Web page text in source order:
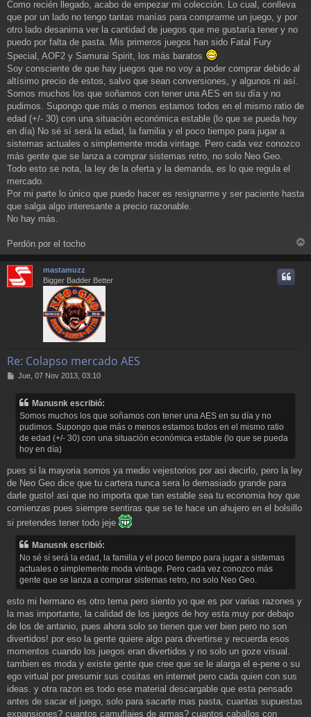
n
s
a
Como recién llegado, acabo de empezar mi colección. Lo cual, conlleva
que por un lado no tengo tantas manías para comprarme un juego, y por
otro lado desanima ver la cantidad de juegos que me gustaría tener y no
puedo por falta de pasta. Mis primeros juegos han sido Fatal Fury
Special, AOF2 y Samurai Spirit, los más baratos
Soy consciente de que hay juegos que no voy a poder comprar debido al
altísimo precio de estos, salvo que sean conversiones, y algunos ni así.
Somos muchos los que soñamos con tener una AES en su día y no
pudimos. Supongo que más o menos estamos todos en el mismo ratio de
edad (+/- 30) con una situación económica estable (lo que se pueda hoy
en día) No sé sí será la edad, la familia y el poco tiempo para jugar a
sistemas actuales o simplemente moda vintage. Pero cada vez conozco
más gente que se lanza a comprar sistemas retro, no solo Neo Geo.
Todo esto se nota, la ley de la oferta y la demanda, es lo que regula el
mercado.
Por mi parte lo único que puedo hacer es resignarme y ser paciente hasta
que salga algo interesante a precio razonable.
No hay más.
Perdón por el tocho
r
mastamuzz
Bigger Badder Better
Re: Colapso mercado AES
M
Jue, 07 Nov 2013, 03:10
Manusnk escribió:
Somos muchos los que soñamos con tener una AES en su día y no
pudimos. Supongo que más o menos estamos todos en el mismo ratio
de edad (+/- 30) con una situación económica estable (lo que se pueda
hoy en día)
pues si la mayoria somos ya medio vejestorios por asi decirlo, pero la ley
de Neo Geo dice que tu cartera nunca sera lo demasiado grande para
darle gusto! asi que no importa que tan estable sea tu economia hoy que
comienzas pues siempre sentiras que se te hace un ahujero en el bolsillo
si pretendes tener todo jeje
Manusnk escribió:
No sé sí será la edad, la familia y el poco tiempo para jugar a sistemas
actuales o simplemente moda vintage. Pero cada vez conozco más
gente que se lanza a comprar sistemas retro, no solo Neo Geo.
esto mi hermano es otro tema pero siento yo que es por varias razones y
la mas importante, la calidad de los juegos de hoy esta muy por debajo
de los de antanio, pues ahora solo se tienen que ver bien pero no son
divertidos! por eso la gente quiere algo para divertirse y recuerda esos
momentos cuando los juegos eran divertidos y no solo un goze visual.
tambien es moda y existe gente que cree que se le alarga el e-pene o su
ego virtual por presumir sus cositas en internet pero cada quien con sus
ideas. y otra razon es todo ese material descargable que esta pensado
antes de sacar el juego, solo para sacarte mas pasta, cuantas supuestas
expansiones? cuantos camuflajes de armas? cuantos caballos con